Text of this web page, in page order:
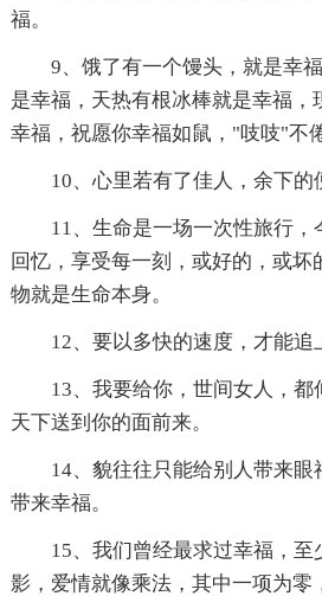
福。
9、饿了有一个馒头，就是幸
是幸福，天热有根冰棒就是幸福，
幸福，祝愿你幸福如鼠，"吱吱"不
10、心里若有了佳人，余下的
11、生命是一场一次性旅行
回忆，享受每一刻，或好的，或坏
物就是生命本身。
12、要以多快的速度，才能追
13、我要给你，世间女人，
天下送到你的面前来。
14、貌往往只能给别人带来眼
带来幸福。
15、我们曾经最求过幸福，
影，爱情就像乘法，其中一项为零